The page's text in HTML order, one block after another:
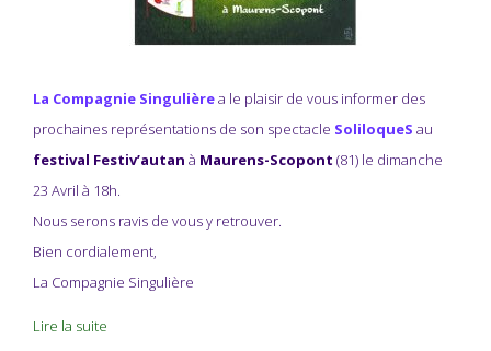
La Compagnie Singulièrea le plaisir de vous informer des
prochaines représentations de son spectacle SoliloqueS au
festival Festiv’autan à Maurens-Scopont (81) le dimanche
23 Avril à 18h.
Nous serons ravis de vous y retrouver.
Bien cordialement,
La Compagnie Singulière
Lire la suite